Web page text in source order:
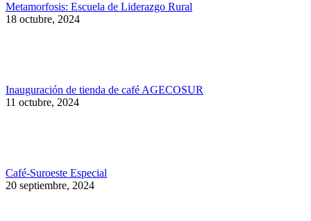
Metamorfosis: Escuela de Liderazgo Rural
18 octubre, 2024
Inauguración de tienda de café AGECOSUR
11 octubre, 2024
Café-Suroeste Especial
20 septiembre, 2024